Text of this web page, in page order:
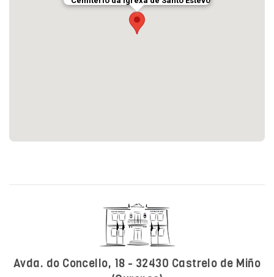
Avda. do Concello, 18 - 32430 Castrelo de Miño